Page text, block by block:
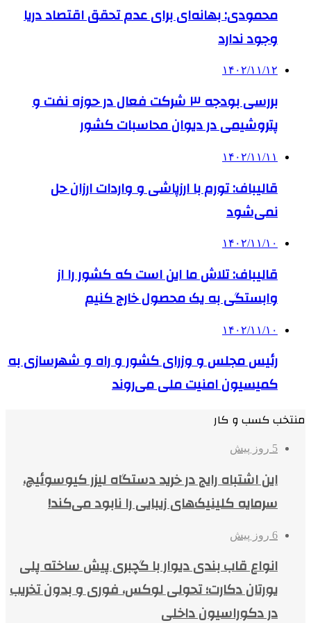
محمودی: بهانه‌ای برای عدم تحقق اقتصاد دریا
وجود ندارد
۱۴۰۲/۱۱/۱۲
بررسی بودجه ۳ شرکت‌ فعال در حوزه نفت و
پتروشیمی در دیوان محاسبات کشور
۱۴۰۲/۱۱/۱۱
قالیباف: تورم با ارزپاشی و واردات ارزان حل
نمی‌شود
۱۴۰۲/۱۱/۱۰
قالیباف: تلاش ما این است که کشور را از
وابستگی به یک محصول خارج کنیم
۱۴۰۲/۱۱/۱۰
رئیس مجلس و وزرای کشور و راه و شهرسازی به
کمیسیون امنیت ملی می‌روند
منتخب کسب و کار
5 روز پیش
این اشتباه رایج در خرید دستگاه لیزر کیوسوئیچ،
سرمایه کلینیک‌های زیبایی را نابود می‌کند!
6 روز پیش
انواع قاب بندی دیوار با گچبری پیش ساخته پلی
یورتان دکارت؛ تحولی لوکس، فوری و بدون تخریب
در دکوراسیون داخلی